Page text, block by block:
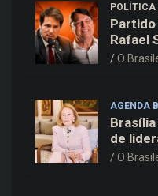
POLÍTICA
Partido
Rafael
a vice-
O
AGENDA
de
Janete
O